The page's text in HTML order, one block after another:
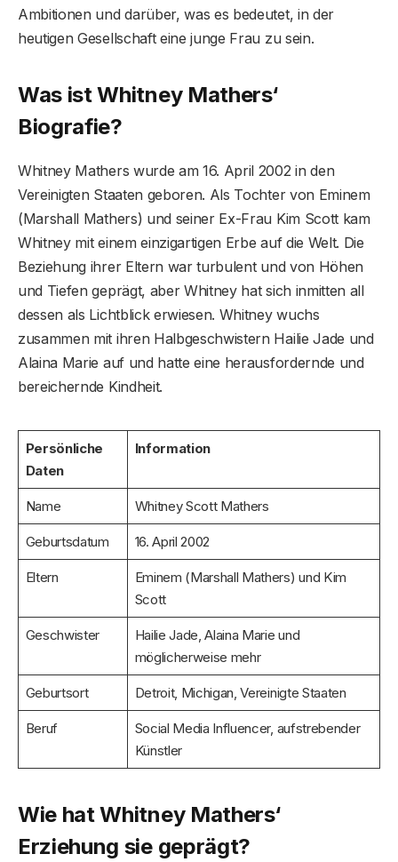
Ambitionen und darüber, was es bedeutet, in der
heutigen Gesellschaft eine junge Frau zu sein.
Was ist Whitney Mathers‘
Biografie?
Whitney Mathers wurde am 16. April 2002 in den
Vereinigten Staaten geboren. Als Tochter von Eminem
(Marshall Mathers) und seiner Ex-Frau Kim Scott kam
Whitney mit einem einzigartigen Erbe auf die Welt. Die
Beziehung ihrer Eltern war turbulent und von Höhen
und Tiefen geprägt, aber Whitney hat sich inmitten all
dessen als Lichtblick erwiesen. Whitney wuchs
zusammen mit ihren Halbgeschwistern Hailie Jade und
Alaina Marie auf und hatte eine herausfordernde und
bereichernde Kindheit.
Persönliche
Daten
Information
Name Whitney Scott Mathers
Geburtsdatum 16. April 2002
Eltern
Eminem (Marshall Mathers) und Kim
Scott
Geschwister
Hailie Jade, Alaina Marie und
möglicherweise mehr
Geburtsort Detroit, Michigan, Vereinigte Staaten
Beruf
Social Media Influencer, aufstrebender
Künstler
Wie hat Whitney Mathers‘
Erziehung sie geprägt?